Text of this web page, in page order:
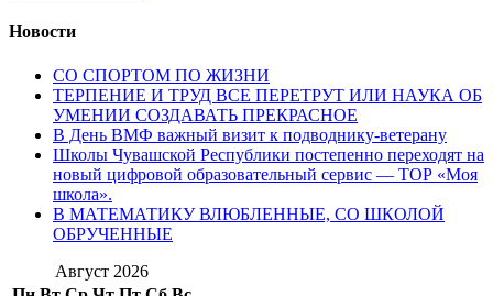
Новости
СО СПОРТОМ ПО ЖИЗНИ
ТЕРПЕНИЕ И ТРУД ВСЕ ПЕРЕТРУТ ИЛИ НАУКА ОБ
УМЕНИИ СОЗДАВАТЬ ПРЕКРАСНОЕ
В День ВМФ важный визит к подводнику-ветерану
Школы Чувашской Республики постепенно переходят на
новый цифровой образовательный сервис — ТОР «Моя
школа».
В МАТЕМАТИКУ ВЛЮБЛЕННЫЕ, СО ШКОЛОЙ
ОБРУЧЕННЫЕ
Август 2026